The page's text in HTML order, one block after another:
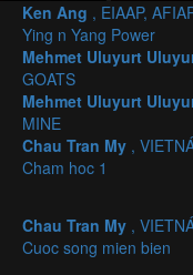
Ken Ang , EIAAP,
Ying n Yang Power
Mehmet Uluyurt
GOATS
Mehmet Uluyurt
MINE
Chau Tran My ,
Cham hoc 1
Chau Tran My ,
Cuoc song mien bien